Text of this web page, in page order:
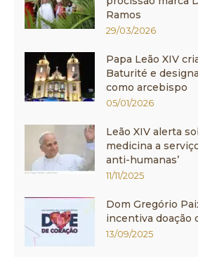
Ramos
29/03/2026
Papa Leão XIV
Baturité e
como arcebispo
05/01/2026
Leão XIV alerta
medicina a
anti-humanas’
11/11/2025
Dom Gregório
incentiva doação
13/09/2025